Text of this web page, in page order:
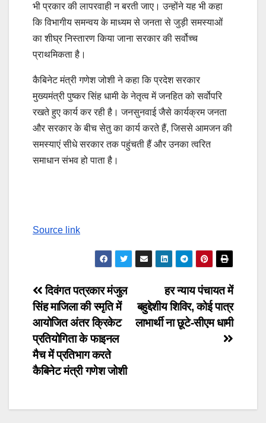
भी प्रकार की लापरवाही न बरती जाए। उन्होंने यह भी कहा
कि विभागीय समन्वय के माध्यम से जनता से जुड़ी समस्याओं
का शीघ्र निस्तारण किया जाना सरकार की सर्वोच्च
प्राथमिकता है।
कैबिनेट मंत्री गणेश जोशी ने कहा कि प्रदेश सरकार
मुख्यमंत्री पुष्कर सिंह धामी के नेतृत्व में जनहित को सर्वोपरि
रखते हुए कार्य कर रही है। जनसुनवाई जैसे कार्यक्रम जनता
और सरकार के बीच सेतु का कार्य करते हैं, जिससे आमजन की
समस्याएं सीधे सरकार तक पहुंचती हैं और उनका त्वरित
समाधान संभव हो पाता है।
Reading
Source link
Post
navigation
हर न्याय पंचायत में
बहुद्देशीय शिविर, कोई पात्र
लाभार्थी ना छूटे-सीएम धामी
दिवंगत पत्रकार मंजुल
सिंह माजिला की स्मृति में
आयोजित अंतर क्रिकेट
प्रतियोगिता के फाइनल
मैच में प्रतिभाग करते
कैबिनेट मंत्री गणेश जोशी